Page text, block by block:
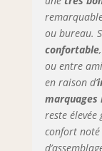
ou bureau.
confortable
ou entre
en raison d’
marquages
reste
confort noté